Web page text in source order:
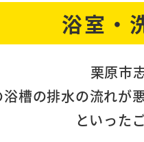
浴室・
栗原市
槽の排水の流れが
といった